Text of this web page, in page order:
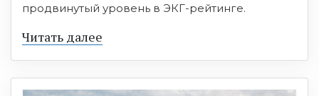
продвинутый уровень в ЭКГ-рейтинге.
Читать далее